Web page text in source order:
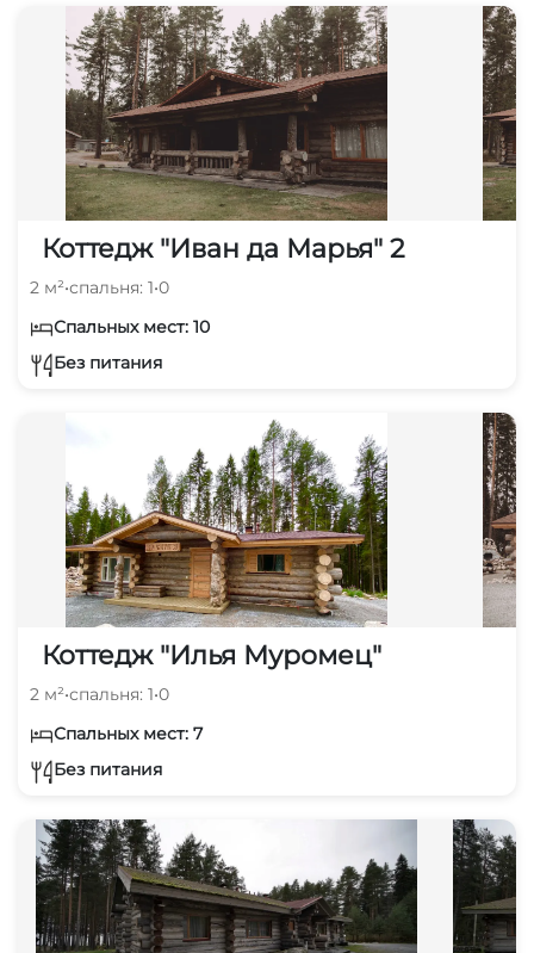
Коттедж "Иван да Марья" 2
2 м²•спальня: 1•0
Спальных мест: 10
Без питания
Коттедж "Илья Муромец"
2 м²•спальня: 1•0
Спальных мест: 7
Без питания